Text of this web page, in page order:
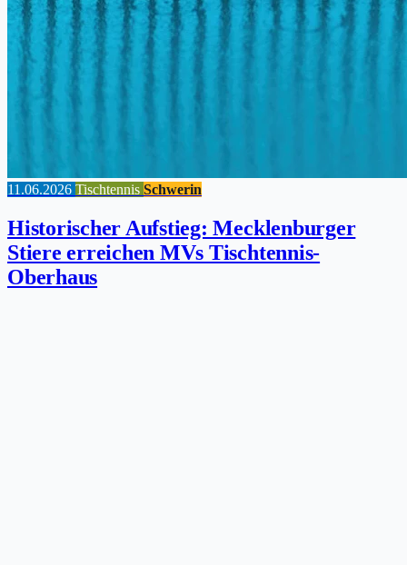
11.06.2026 Tischtennis Schwerin
Historischer Aufstieg: Mecklenburger
Stiere erreichen MVs Tischtennis-
Oberhaus